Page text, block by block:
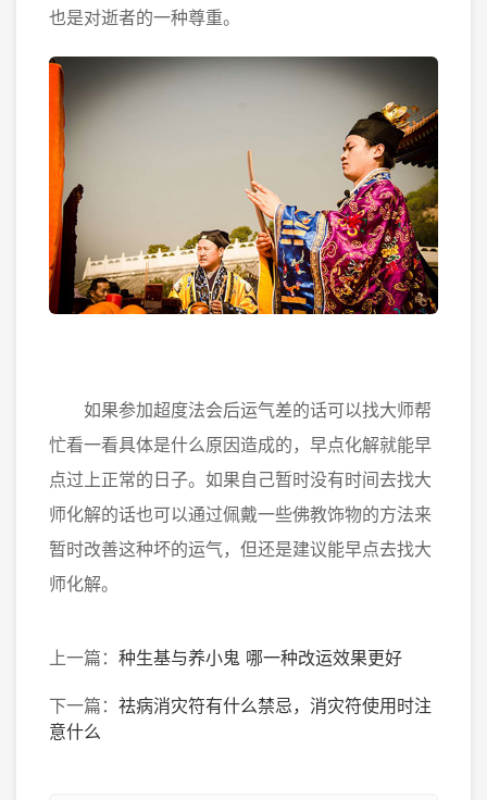
也是对逝者的一种尊重。
如果参加超度法会后运气差的话可以找大师帮
忙看一看具体是什么原因造成的，早点化解就能早
点过上正常的日子。如果自己暂时没有时间去找大
师化解的话也可以通过佩戴一些佛教饰物的方法来
暂时改善这种坏的运气，但还是建议能早点去找大
师化解。
上一篇： 种生基与养小鬼 哪一种改运效果更好
下一篇： 祛病消灾符有什么禁忌，消灾符使用时注
意什么